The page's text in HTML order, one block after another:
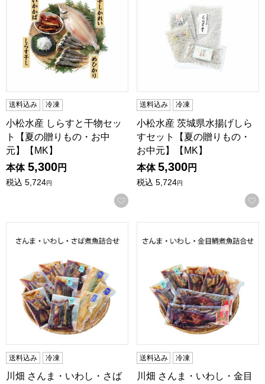
送料込み 冷凍
小松水産 しらすと干物セッ
ト【夏の贈りもの・お中
元】【MK】
本体 5,300円
税込 5,724円
お気に入りに登録する
送料込み 冷凍
小松水産 茨城県水揚げしら
すセット【夏の贈りもの・
お中元】【MK】
本体 5,300円
税込 5,724円
送料込み 冷凍
川畑 さんま・いわし・さば
送料込み 冷凍
川畑 さんま・いわし・金目